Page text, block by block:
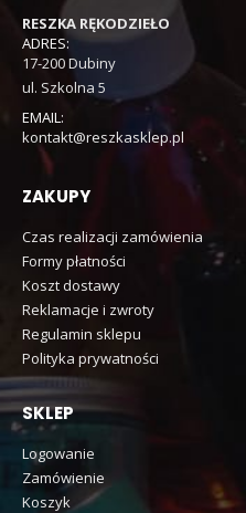
RESZKA RĘKODZIEŁO
ADRES:
17-200 Dubiny
ul. Szkolna 5
EMAIL:
kontakt@reszkasklep.pl
ZAKUPY
Czas realizacji zamówienia
Formy płatności
Koszt dostawy
Reklamacje i zwroty
Regulamin sklepu
Polityka prywatności
SKLEP
Logowanie
Zamówienie
Koszyk